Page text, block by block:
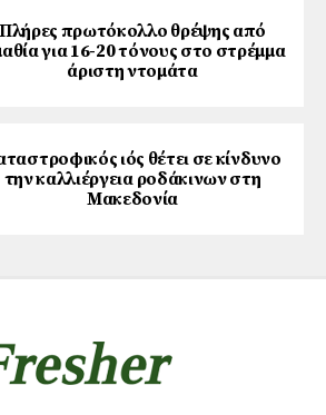
Πλήρες πρωτόκολλο θρέψης από
για 16-20 τόνους στο στρέμμα
άριστη ντομάτα
ιός θέτει σε κίνδυνο
την καλλιέργεια ροδάκινων στη
Μακεδονία